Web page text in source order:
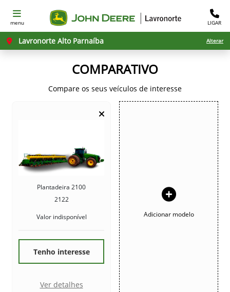
menu LIGAR
Lavronorte Alto Parnaíba Alterar
COMPARATIVO
Compare os seus veículos de interesse
Plantadeira 2100
2122
Valor indisponível
Tenho interesse
Ver detalhes
Adicionar modelo